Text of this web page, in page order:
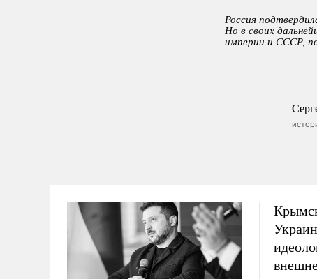
Россия
Но в своих
империи и СССР,